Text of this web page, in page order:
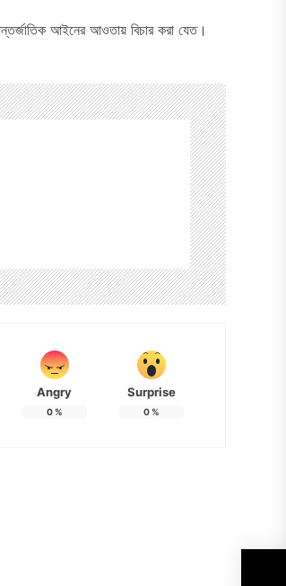
আইনের আওতায় বিচার করা যেত।
Angry
0%
Surprise
0%